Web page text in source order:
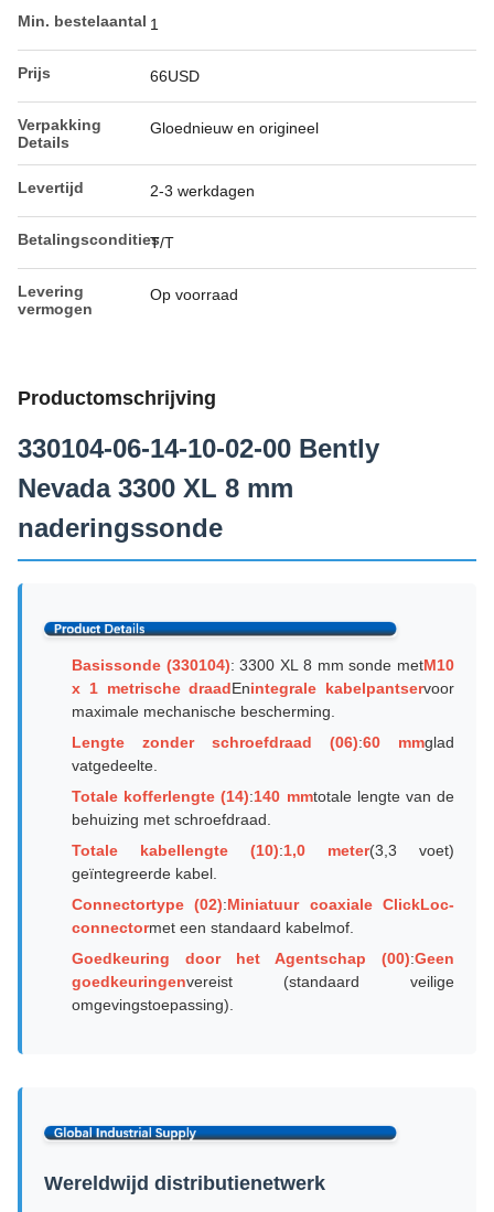
Min. bestelaantal 1
Prijs 66USD
Verpakking
Details
Gloednieuw en origineel
Levertijd 2-3 werkdagen
BetalingsconditiesT/T
Levering
vermogen
Op voorraad
Productomschrijving
330104-06-14-10-02-00 Bently
Nevada 3300 XL 8 mm
naderingssonde
Basissonde (330104): 3300 XL 8 mm sonde metM10
x 1 metrische draadEnintegrale kabelpantservoor
maximale mechanische bescherming.
Lengte zonder schroefdraad (06):60 mmglad
vatgedeelte.
Totale kofferlengte (14):140 mmtotale lengte van de
behuizing met schroefdraad.
Totale kabellengte (10):1,0 meter(3,3 voet)
geïntegreerde kabel.
Connectortype (02):Miniatuur coaxiale ClickLoc-
connectormet een standaard kabelmof.
Goedkeuring door het Agentschap (00):Geen
goedkeuringenvereist (standaard veilige
omgevingstoepassing).
Wereldwijd distributienetwerk